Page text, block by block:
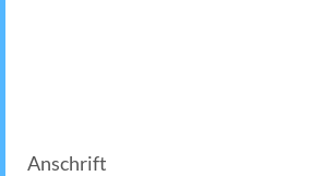
Anschrift